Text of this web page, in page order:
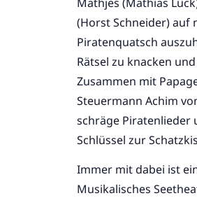
(Horst Schneider) auf
Piratenquatsch
Rätsel zu knacken
Zusammen mit
Steuermann Achim
schräge Piratenlieder
Schlüssel zur
Immer mit dabei ist
Musikalisches